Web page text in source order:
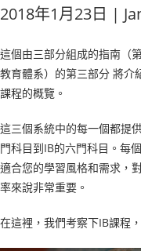
2018年1月23日 |
這個由三部分組成的指南（
教育體系）的第三部分 將介
課程的概覽。
這三個系統中的每一個都提
門科目到IB的六門科目。每
適合您的學習風格和需求，
率來說非常重要。
在這裡，我們考察下IB課程